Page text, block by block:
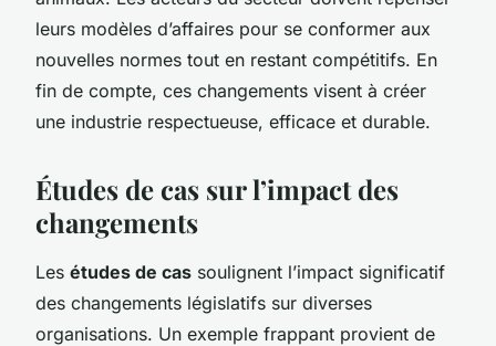
leurs modèles d’affaires pour se conformer aux
nouvelles normes tout en restant compétitifs. En
fin de compte, ces changements visent à créer
une industrie respectueuse, efficace et durable.
Études de cas sur l’impact des
changements
Les études de cas soulignent l’impact significatif
des changements législatifs sur diverses
organisations. Un exemple frappant provient de